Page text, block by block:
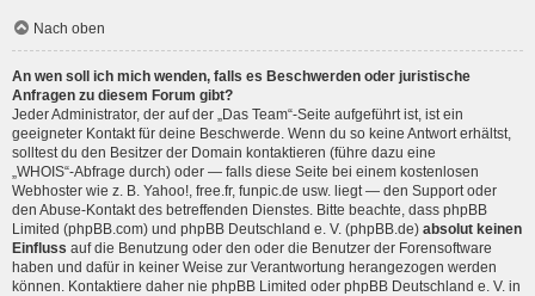
Nach oben
An wen soll ich mich wenden, falls es Beschwerden oder juristische
Anfragen zu diesem Forum gibt?
Jeder Administrator, der auf der „Das Team“-Seite aufgeführt ist, ist ein
geeigneter Kontakt für deine Beschwerde. Wenn du so keine Antwort erhältst,
solltest du den Besitzer der Domain kontaktieren (führe dazu eine
„WHOIS“-Abfrage durch) oder — falls diese Seite bei einem kostenlosen
Webhoster wie z. B. Yahoo!, free.fr, funpic.de usw. liegt — den Support oder
den Abuse-Kontakt des betreffenden Dienstes. Bitte beachte, dass phpBB
Limited (phpBB.com) und phpBB Deutschland e. V. (phpBB.de) absolut keinen
Einfluss auf die Benutzung oder den oder die Benutzer der Forensoftware
haben und dafür in keiner Weise zur Verantwortung herangezogen werden
können. Kontaktiere daher nie phpBB Limited oder phpBB Deutschland e. V. in